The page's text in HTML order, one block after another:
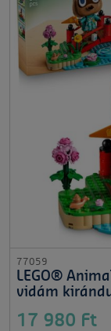
77059
LEGO®
vidám
17 980 Ft